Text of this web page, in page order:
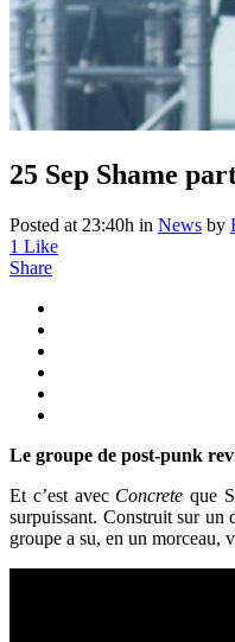
25 Sep Shame
Posted at 23:40h in News by
1 Like
Share
Le groupe de post-punk
Et c’est avec Concreteque
surpuissant. Construit sur un
groupe a su, en un morceau,